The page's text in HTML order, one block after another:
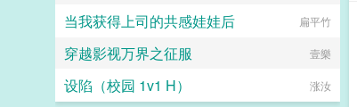
当我获得上司的共感娃娃后 扁平竹
穿越影视万界之征服 壹樂
设陷（校园 1v1 H） 涨汝